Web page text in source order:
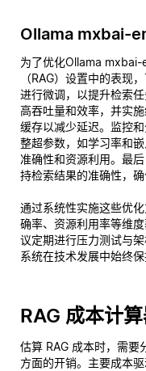
Ollama mxbai-
为了优化Ollama
（RAG）设置中的表现
进行微调，以提升检索
高吞吐量和效率，并实
缓存以减少延迟。监控
整超参数，如学习率和
准确性和资源利用。最
持检索结果的准确性，确
通过系统性实施这些优
确率、资源利用率等维
议定期进行压力测试与
系统在技术发展中始终保
RAG 成本计
估算 RAG 成本时，需要
方面的开销。主要成本